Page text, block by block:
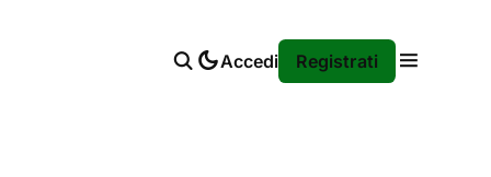
Accedi Registrati